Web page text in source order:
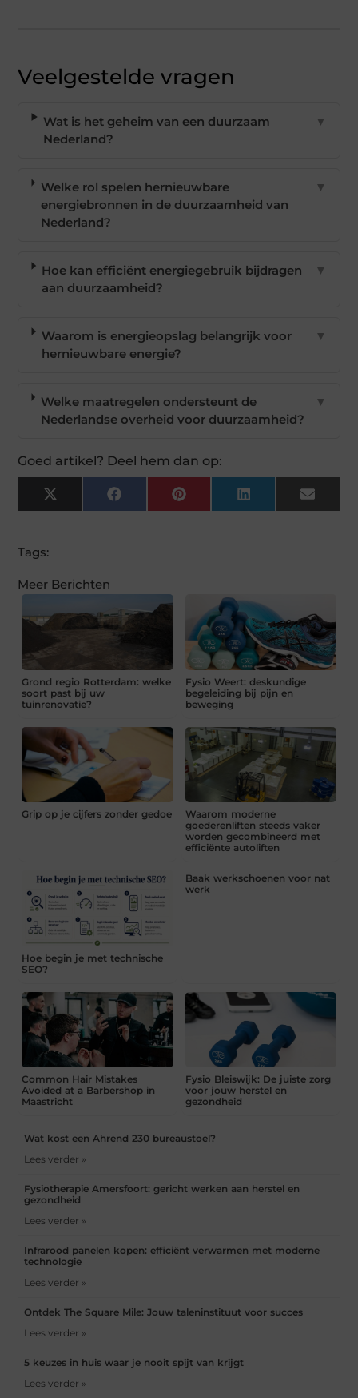
Veelgestelde vragen
Wat is het geheim van een duurzaam
Nederland?
▼
Welke rol spelen hernieuwbare
energiebronnen in de duurzaamheid van
Nederland?
▼
Hoe kan efficiënt energiegebruik bijdragen
aan duurzaamheid?
▼
Waarom is energieopslag belangrijk voor
hernieuwbare energie?
▼
Welke maatregelen ondersteunt de
Nederlandse overheid voor duurzaamheid?
▼
Goed artikel? Deel hem dan op:
X
(Twitter)
FacebookPinterest LinkedIn Email
Tags:
Meer Berichten
Grond regio Rotterdam: welke
soort past bij uw
tuinrenovatie?
Fysio Weert: deskundige
begeleiding bij pijn en
beweging
Grip op je cijfers zonder gedoe
Waarom moderne
goederenliften steeds vaker
worden gecombineerd met
efficiënte autoliften
Hoe begin je met technische
SEO?
Baak werkschoenen voor nat
werk
Common Hair Mistakes
Avoided at a Barbershop in
Maastricht
Fysio Bleiswijk: De juiste zorg
voor jouw herstel en
gezondheid
Wat kost een Ahrend 230 bureaustoel?
Lees verder »
Fysiotherapie Amersfoort: gericht werken aan herstel en
gezondheid
Lees verder »
Infrarood panelen kopen: efficiënt verwarmen met moderne
technologie
Lees verder »
Ontdek The Square Mile: Jouw taleninstituut voor succes
Lees verder »
5 keuzes in huis waar je nooit spijt van krijgt
Lees verder »